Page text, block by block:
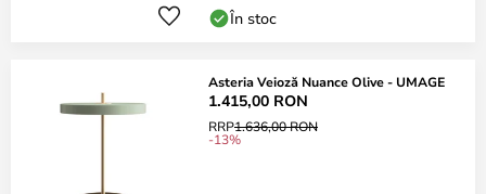
În stoc
Asteria Veioză Nuance Olive - UMAGE
1.415,00 RON
RRP1.636,00 RON
-13%